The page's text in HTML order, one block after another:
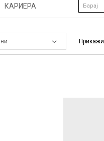
КАРИЕРА Барај
Прикажи